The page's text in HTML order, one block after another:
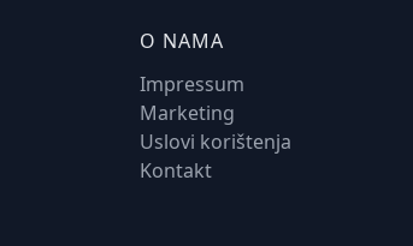
O NAMA
Impressum
Marketing
Uslovi korištenja
Kontakt